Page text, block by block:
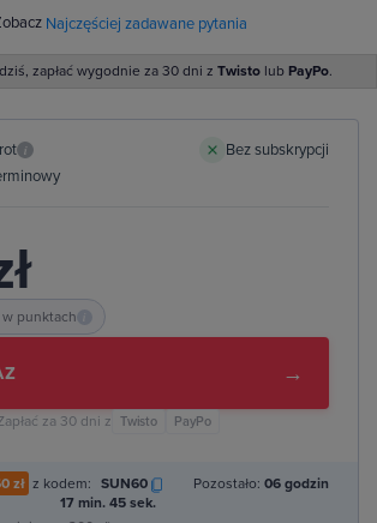
Najczęściej zadawane pytania
zapłać wygodnie za 30 dni z Twisto lub PayPo.
i
Bez subskrypcji
punktach
→
za 30 dni z Twisto PayPo
zł z kodem: SUN60 Pozostało: 06 godzin
17 min. 44 sek.